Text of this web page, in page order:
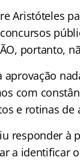
Aristóteles
portanto,
aprovação
com
e rotinas de
responder
a identificar